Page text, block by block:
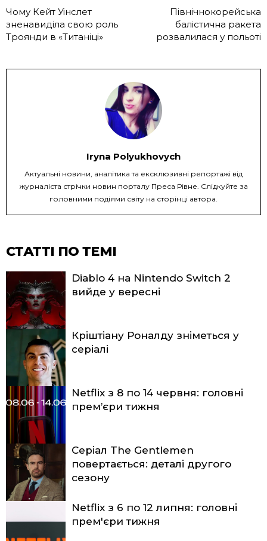
Чому Кейт Уінслет
зненавиділа свою роль
Троянди в «Титаніці»
Північнокорейська
балістична ракета
розвалилася у польоті
Iryna Polyukhovych
Актуальні новини, аналітика та ексклюзивні репортажі від
журналіста стрічки новин порталу Преса Рівне. Слідкуйте за
головними подіями світу на сторінці автора.
СТАТТІ ПО ТЕМІ
Diablo 4 на Nintendo Switch 2
вийде у вересні
Кріштіану Роналду зніметься у
серіалі
Netflix з 8 по 14 червня: головні
прем’єри тижня
Серіал The Gentlemen
повертається: деталі другого
сезону
Netflix з 6 по 12 липня: головні
прем'єри тижня